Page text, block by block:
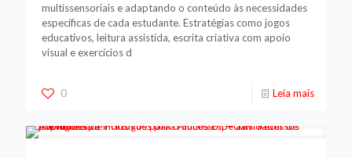
multissensoriais e adaptando o conteúdo às necessidades
específicas de cada estudante. Estratégias como jogos
educativos, leitura assistida, escrita criativa com apoio
visual e exercícios d
0 Leia mais